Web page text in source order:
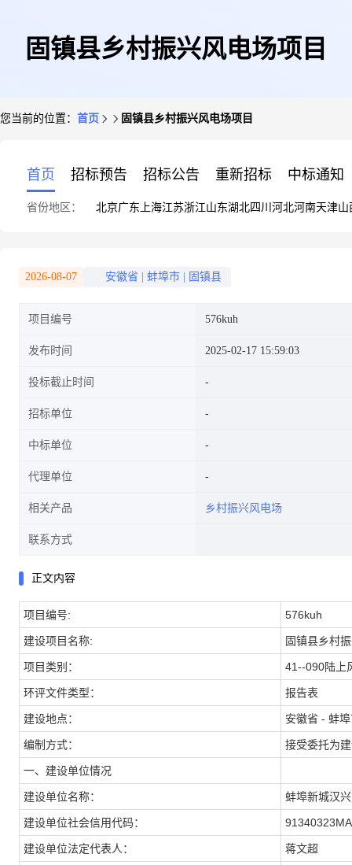
固镇县乡村振兴风电场项目
您当前的位置： 首页 固镇县乡村振兴风电场项目
首页 招标预告 招标公告 重新招标 中标通知
省份地区： 北京广东 上海江苏浙江山东湖北四川 河北河南天津山
2026-08-07 安徽省 蚌埠市 固镇县
项目编号 576kuh
发布时间 2025-02-17 15:59:03
投标截止时间
招标单位
中标单位
代理单位
相关产品 乡村振兴风电场
联系方式
正文内容
项目编号: 576kuh
建设项目名称: 固镇县乡村
项目类别： 41--090陆上
环评文件类型： 报告表
建设地点： 安徽省 - 蚌
编制方式： 接受委托为
一、建设单位情况
建设单位名称： 蚌埠新城汉
建设单位社会信用代码：
建设单位法定代表人： 蒋文超